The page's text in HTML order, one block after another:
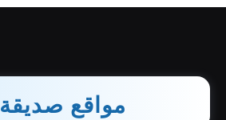
مواقع صديقة